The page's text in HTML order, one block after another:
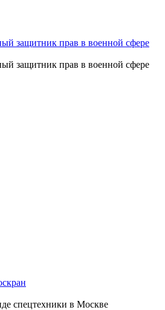
защитник прав в военной сфере
защитник прав в военной сфере
спецтехники в Москве